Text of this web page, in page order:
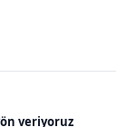
veriyoruz